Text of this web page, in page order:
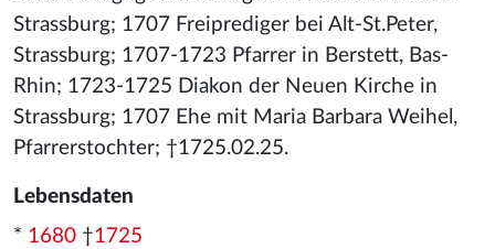
Strassburg; 1707 Freiprediger bei Alt-St.Peter,
Strassburg; 1707-1723 Pfarrer in Berstett, Bas-
Rhin; 1723-1725 Diakon der Neuen Kirche in
Strassburg; 1707 Ehe mit Maria Barbara Weihel,
Pfarrerstochter; †1725.02.25.
Lebensdaten
* 1680 †1725